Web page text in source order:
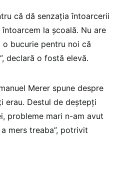
că dă senzația întoarcerii
la școală. Nu are
bucurie pentru noi că
declară o fostă elevă.
Merer spune despre
erau. Destul de deștepți
probleme mari n-am avut
mers treaba”, potrivit